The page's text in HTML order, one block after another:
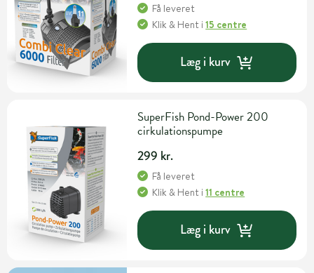
Få leveret
Klik & Hent i15 centre
Læg i kurv
SuperFish Pond-Power 200
cirkulationspumpe
299 kr.
Få leveret
Klik & Hent i11 centre
Læg i kurv